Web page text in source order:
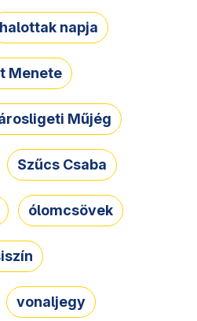
halottak napja
Menete
Műjég
Szűcs Csaba
ólomcsövek
vonaljegy